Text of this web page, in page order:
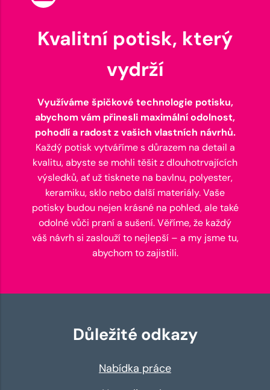
Kvalitní potisk, který
vydrží
Využíváme špičkové technologie potisku,
abychom vám přinesli maximální odolnost,
pohodlí a radost z vašich vlastních návrhů.
Každý potisk vytváříme s důrazem na detail a
kvalitu, abyste se mohli těšit z dlouhotrvajících
výsledků, ať už tisknete na bavlnu, polyester,
keramiku, sklo nebo další materiály. Vaše
potisky budou nejen krásné na pohled, ale také
odolné vůči praní a sušení. Věříme, že každý
váš návrh si zaslouží to nejlepší – a my jsme tu,
abychom to zajistili.
Důležité odkazy
Nabídka práce